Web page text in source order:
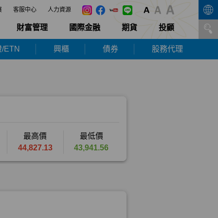
客服中心 人力資源
財富管理 國際金融 期貨 投顧
ETN 興櫃 債券 股務代理